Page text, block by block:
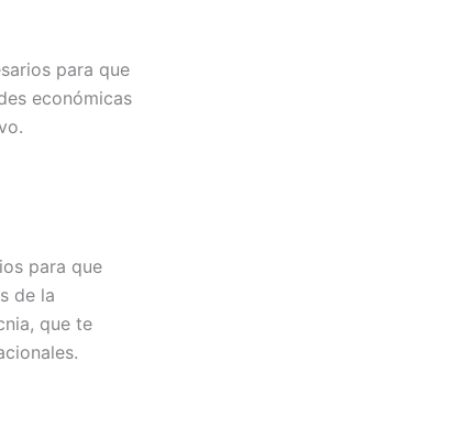
para que
económicas
para que
de la
que te